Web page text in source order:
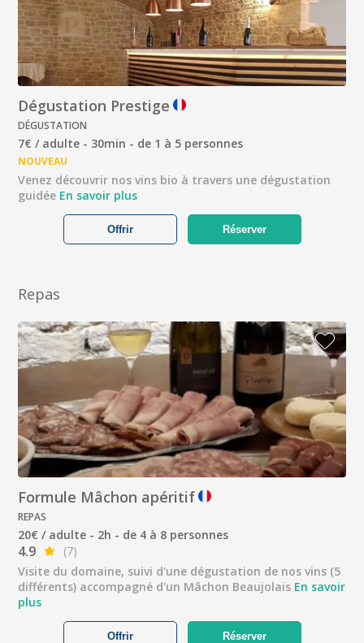
Dégustation Prestige
DÉGUSTATION
7€ / adulte - 30min - de 1 à 5 personnes
NOUVEAU
Venez découvrir nos vins bio à travers une dégustation
guidée En savoir plus
Réserver
Offrir
Repas
Formule Mâchon apéritif
REPAS
20€ / adulte - 2h - de 4 à 8 personnes
4.9
(7)
Visite du domaine, suivi d'une dégustation de nos vins (5
différents) accompagné d'un Mâchon Beaujolais En savoir
plus
Réserver
Offrir